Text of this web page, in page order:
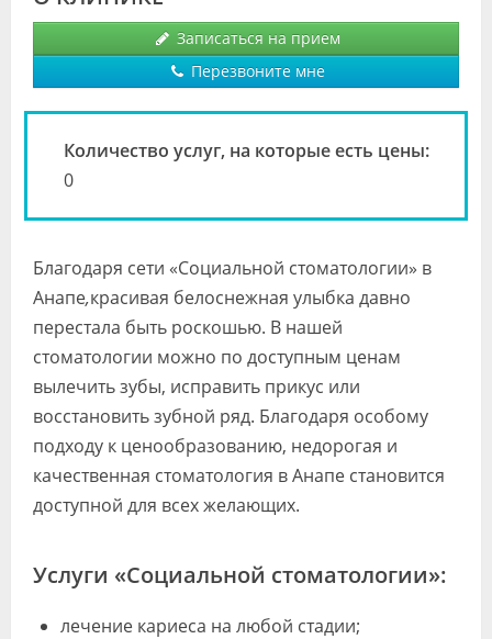
Видео
Клиники
Специалисты
Лаборатории
Записаться на прием
Перезвоните мне
Количество услуг, на которые есть цены:
0
Благодаря сети «Социальной стоматологии» в
Анапе,красивая белоснежная улыбка давно
перестала быть роскошью. В нашей
стоматологии можно по доступным ценам
вылечить зубы, исправить прикус или
восстановить зубной ряд. Благодаря особому
подходу к ценообразованию, недорогая и
качественная стоматология в Анапе становится
доступной для всех желающих.
Услуги «Социальной стоматологии»:
лечение кариеса на любой стадии;